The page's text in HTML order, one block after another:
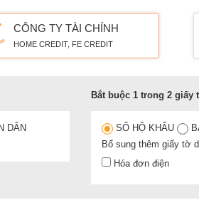
CÔNG TY TÀI CHÍNH
HOME CREDIT, FE CREDIT
DÂN
Bắt buộc 1 trong 2 giấy
SỔ HỘ KHẨU
Bổ sung thêm giấy tờ
Hóa đơn điện